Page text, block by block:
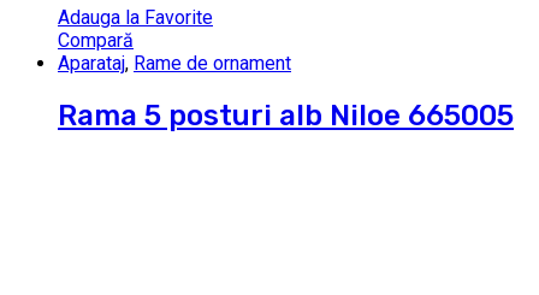
Adauga la Favorite
Compară
Aparataj, Rame de ornament
Rama 5 posturi alb Niloe 665005